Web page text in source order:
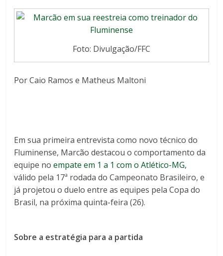
Foto: Divulgação/FFC
Por Caio Ramos e Matheus Maltoni
Em sua primeira entrevista como novo técnico do
Fluminense, Marcão destacou o comportamento da
equipe noempate em 1 a 1 com o Atlético-MG,
válido pela 17ª rodada do Campeonato Brasileiro, e
já projetou o duelo entre as equipes pela Copa do
Brasil, na próxima quinta-feira (26).
Sobre a estratégia para a partida